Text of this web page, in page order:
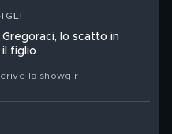
Gregoraci, lo scatto in
il figlio
la showgirl